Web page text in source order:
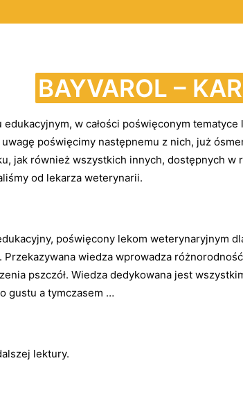
BAYVAROL –
edukacyjnym, w całości poświęconym
poświęcimy następnemu z nich, już
jak również wszystkich innych, dostępnych w
od lekarza weterynarii.
poświęcony lekom weterynaryjnym
Przekazywana wiedza wprowadza
pszczół. Wiedza dedykowana jest
gustu a tymczasem …
lektury.